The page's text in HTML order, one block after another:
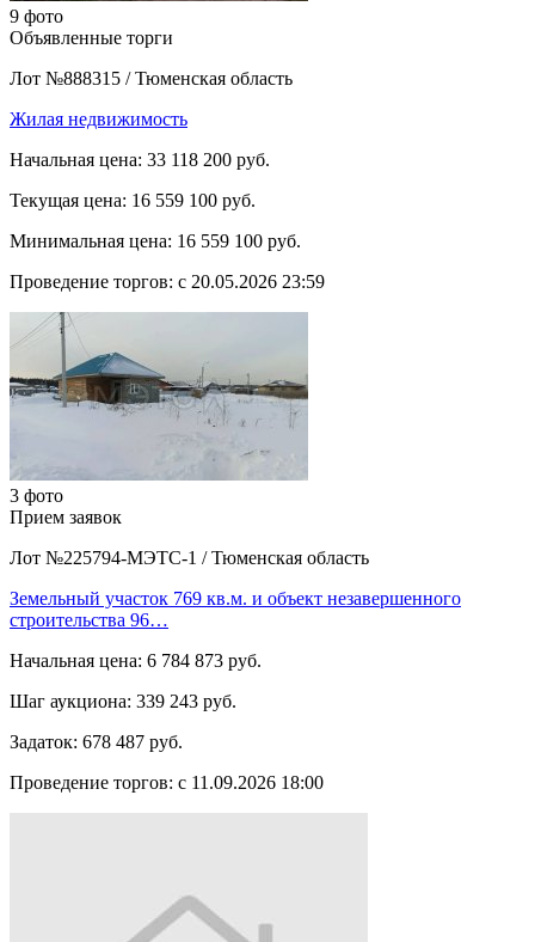
9 фото
Объявленные торги
Лот №888315 / Тюменская область
Жилая недвижимость
Начальная цена: 33 118 200 руб.
Текущая цена: 16 559 100 руб.
Минимальная цена: 16 559 100 руб.
Проведение торгов: с 20.05.2026 23:59
3 фото
Прием заявок
Лот №225794-МЭТС-1 / Тюменская область
Земельный участок 769 кв.м. и объект незавершенного
строительства 96…
Начальная цена: 6 784 873 руб.
Шаг аукциона: 339 243 руб.
Задаток: 678 487 руб.
Проведение торгов: с 11.09.2026 18:00